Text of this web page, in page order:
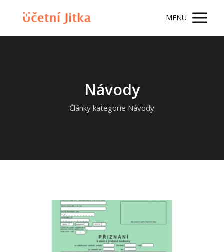
MENU
Návody
Články kategorie Návody